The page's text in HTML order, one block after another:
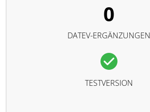
0
DATEV-ERGÄNZUNGEN
TESTVERSION